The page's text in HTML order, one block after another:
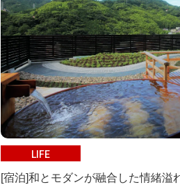
LIFE
[宿泊]和とモダンが融合した情緒溢